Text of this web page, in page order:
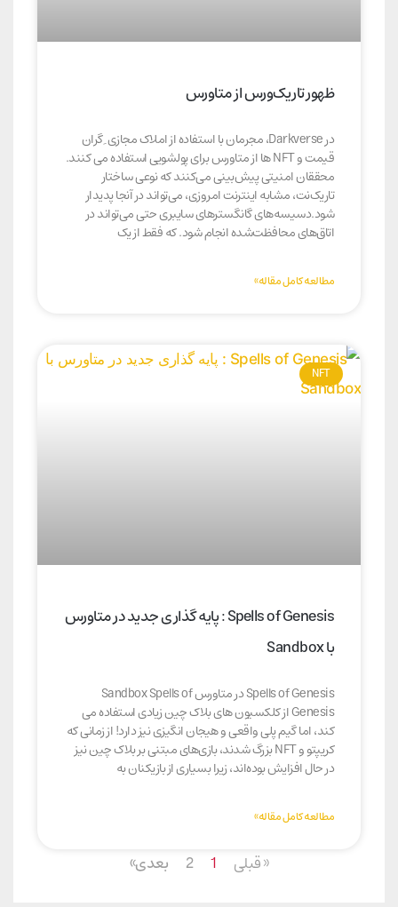
ظهور تاریک‌ورس از متاورس
در Darkverse، مجرمان با استفاده از املاک مجازی ِ گران
قیمت و NFT ها از متاورس برای پولشویی استفاده می کنند.
محققان امنیتی پیش‌بینی می‌کنند که نوعی ساختار
تاریک‌نت، مشابه اینترنت امروزی، می‌تواند در آنجا پدیدار
شود.دسیسه‌های گانگسترهای سایبری حتی می‌تواند در
اتاق‌های محافظت‌شده انجام شود. که فقط از یک
مطالعه کامل مقاله»
NFT
Spells of Genesis : پایه گذاری جدید در متاورس
با Sandbox
Spells of Genesis در متاورس Sandbox Spells of
Genesis از کلکسیون های بلاک چین زیادی استفاده می
کند، اما گیم پلی واقعی و هیجان انگیزی نیز دارد! از زمانی که
کریپتو و NFT بزرگ شدند، بازی‌های مبتنی بر بلاک چین نیز
در حال افزایش بوده‌اند، زیرا بسیاری از بازیکنان به
مطالعه کامل مقاله»
« قبلی 1
2 بعدی»